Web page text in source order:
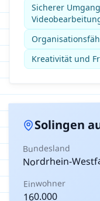
Sicherer
Kreativität und
Solingen
Bundesland
Nordrhein-
Einwohner
160.000